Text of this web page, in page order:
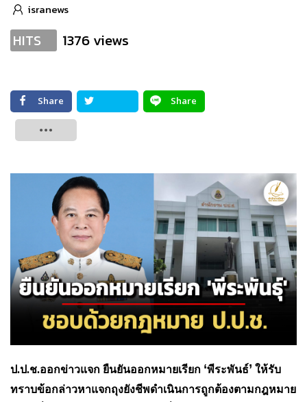
isranews
HITS 1376 views
Share
Share
ป.ป.ช.ออกข่าวแจก ยืนยันออกหมายเรียก ‘พีระพันธ์’ ให้รับ
ทราบข้อกล่าวหาแจกถุงยังชีพดำเนินการถูกต้องตามกฎหมาย